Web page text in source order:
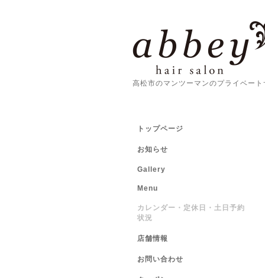
高松市のマンツーマンのプライベート
トップページ
お知らせ
Gallery
Menu
カレンダー・定休日・土日予約
状況
店舗情報
お問い合わせ